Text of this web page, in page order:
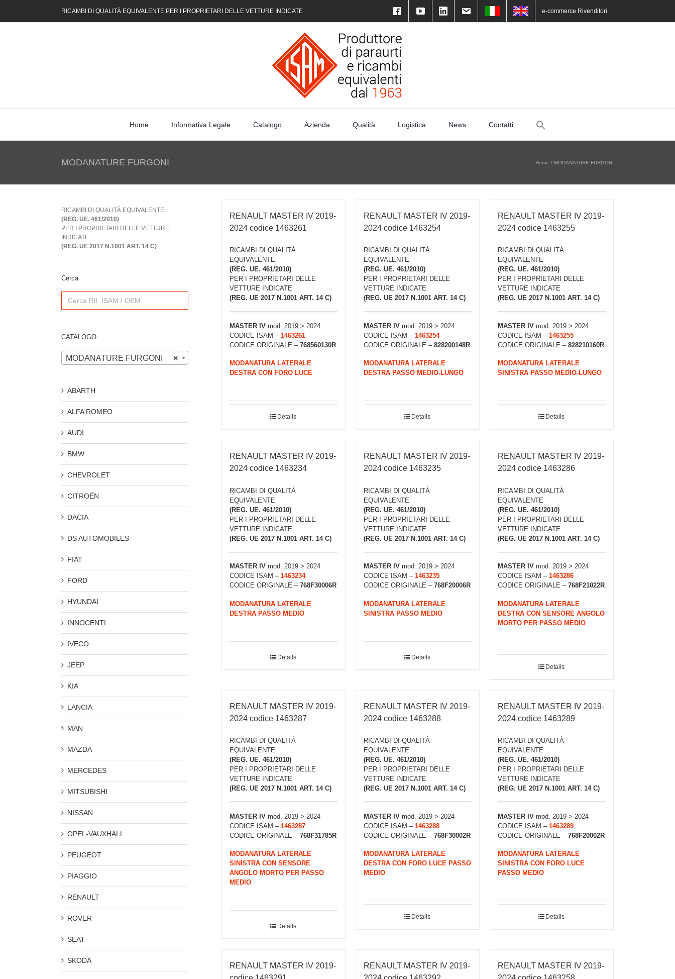
RICAMBI DI QUALITÀ EQUIVALENTE PER I PROPRIETARI DELLE VETTURE INDICATE e-commerce Rivenditori
Home Informativa Legale Catalogo Azienda Qualità Logistica News Contatti
MODANATURE FURGONI Home MODANATURE FURGONI
RENAULT MASTER IV 2019-
2024 codice 1463261
RICAMBI DI QUALITÀ
EQUIVALENTE
(REG. UE. 461/2010)
PER I PROPRIETARI DELLE
VETTURE INDICATE
(REG. UE 2017 N.1001 ART. 14 C)
MASTER IV mod. 2019 > 2024
CODICE ISAM – 1463261
CODICE ORIGINALE – 768560130R
MODANATURA LATERALE
DESTRA CON FORO LUCE
Details
RENAULT MASTER IV 2019-
2024 codice 1463254
RICAMBI DI QUALITÀ
EQUIVALENTE
(REG. UE. 461/2010)
PER I PROPRIETARI DELLE
VETTURE INDICATE
(REG. UE 2017 N.1001 ART. 14 C)
MASTER IVmod. 2019 > 2024
CODICE ISAM – 1463254
CODICE ORIGINALE – 828200148R
MODANATURA LATERALE
DESTRA PASSO MEDIO-LUNGO
Details
RENAULT MASTER IV 2019-
2024 codice 1463255
RICAMBI DI QUALITÀ
EQUIVALENTE
(REG. UE. 461/2010)
PER I PROPRIETARI DELLE
VETTURE INDICATE
(REG. UE 2017 N.1001 ART. 14 C)
MASTER IVmod. 2019 > 2024
CODICE ISAM – 1463255
CODICE ORIGINALE – 828210160R
MODANATURA LATERALE
SINISTRA PASSO MEDIO-LUNGO
Details
RENAULT MASTER IV 2019-
2024 codice 1463234
RICAMBI DI QUALITÀ
EQUIVALENTE
(REG. UE. 461/2010)
PER I PROPRIETARI DELLE
VETTURE INDICATE
(REG. UE 2017 N.1001 ART. 14 C)
MASTER IV mod. 2019 > 2024
CODICE ISAM – 1463234
CODICE ORIGINALE – 768F30006R
MODANATURA LATERALE
DESTRA PASSO MEDIO
Details
RENAULT MASTER IV 2019-
2024 codice 1463235
RICAMBI DI QUALITÀ
EQUIVALENTE
(REG. UE. 461/2010)
PER I PROPRIETARI DELLE
VETTURE INDICATE
(REG. UE 2017 N.1001 ART. 14 C)
MASTER IVmod. 2019 > 2024
CODICE ISAM – 1463235
CODICE ORIGINALE – 768F20006R
MODANATURA LATERALE
SINISTRA PASSO MEDIO
Details
RENAULT MASTER IV 2019-
2024 codice 1463286
RICAMBI DI QUALITÀ
EQUIVALENTE
(REG. UE. 461/2010)
PER I PROPRIETARI DELLE
VETTURE INDICATE
(REG. UE 2017 N.1001 ART. 14 C)
MASTER IVmod. 2019 > 2024
CODICE ISAM – 1463286
CODICE ORIGINALE – 768F21022R
MODANATURA LATERALE
DESTRA CON SENSORE ANGOLO
MORTO PER PASSO MEDIO
Details
RENAULT MASTER IV 2019-
2024 codice 1463287
RICAMBI DI QUALITÀ
EQUIVALENTE
(REG. UE. 461/2010)
PER I PROPRIETARI DELLE
VETTURE INDICATE
(REG. UE 2017 N.1001 ART. 14 C)
MASTER IV mod. 2019 > 2024
CODICE ISAM – 1463287
CODICE ORIGINALE – 768F31785R
MODANATURA LATERALE
SINISTRA CON SENSORE
ANGOLO MORTO PER PASSO
MEDIO
Details
RENAULT MASTER IV 2019-
2024 codice 1463288
RICAMBI DI QUALITÀ
EQUIVALENTE
(REG. UE. 461/2010)
PER I PROPRIETARI DELLE
VETTURE INDICATE
(REG. UE 2017 N.1001 ART. 14 C)
MASTER IVmod. 2019 > 2024
CODICE ISAM – 1463288
CODICE ORIGINALE – 768F30002R
MODANATURA LATERALE
DESTRA CON FORO LUCE PASSO
MEDIO
Details
RENAULT MASTER IV 2019-
2024 codice 1463289
RICAMBI DI QUALITÀ
EQUIVALENTE
(REG. UE. 461/2010)
PER I PROPRIETARI DELLE
VETTURE INDICATE
(REG. UE 2017 N.1001 ART. 14 C)
MASTER IVmod. 2019 > 2024
CODICE ISAM – 1463289
CODICE ORIGINALE – 768F20002R
MODANATURA LATERALE
SINISTRA CON FORO LUCE
PASSO MEDIO
Details
RENAULT MASTER IV 2019-
RENAULT MASTER IV 2019-
RENAULT MASTER IV 2019-
RICAMBI DI QUALITÀ EQUIVALENTE
(REG. UE. 461/2010)
PER I PROPRIETARI DELLE VETTURE
INDICATE
(REG. UE 2017 N.1001 ART. 14 C)
Cerca
Search
for:
CATALOGO
×
MODANATURE FURGONI
ABARTH
ALFA ROMEO
AUDI
BMW
CHEVROLET
CITROËN
DACIA
DS AUTOMOBILES
FIAT
FORD
HYUNDAI
INNOCENTI
IVECO
JEEP
KIA
LANCIA
MAN
MAZDA
MERCEDES
MITSUBISHI
NISSAN
OPEL-VAUXHALL
PEUGEOT
PIAGGIO
RENAULT
ROVER
SEAT
SKODA